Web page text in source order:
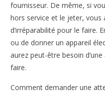
fournisseur. De même, si
hors service et le jeter, vous
d’irréparabilité pour le faire.
ou de donner un appareil
aurez peut-être besoin
faire.
Comment demander une